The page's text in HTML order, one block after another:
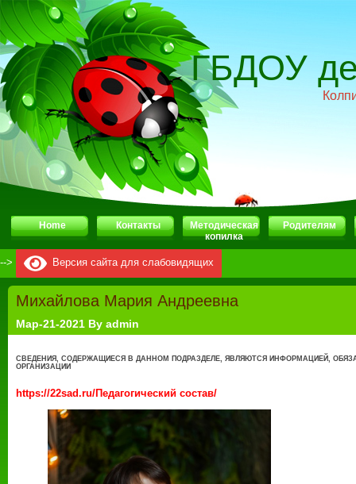
ГБДОУ
Home Контакты
Методическая
копилка
Родителям
--> Версия сайта для слабовидящих
Михайлова Мария Андреевна
Мар-21-2021 By admin
СВЕДЕНИЯ, СОДЕРЖАЩИЕСЯ В ДАННОМ ПОДРАЗДЕЛЕ, ЯВЛЯЮТСЯ ИНФОРМАЦИЕЙ,
ОРГАНИЗАЦИИ
https://22sad.ru/Педагогический состав/